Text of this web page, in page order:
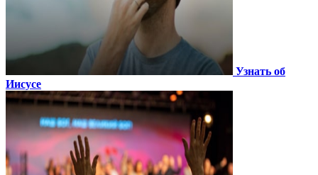
Узнать об
Иисусе